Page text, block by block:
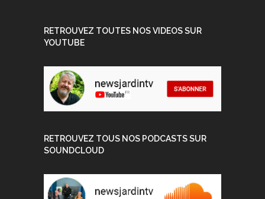
RETROUVEZ TOUTES NOS VIDEOS SUR
YOUTUBE
RETROUVEZ TOUS NOS PODCASTS SUR
SOUNDCLOUD